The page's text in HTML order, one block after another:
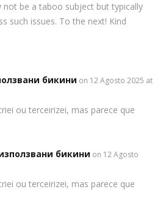
not be a taboo subject but typically
such issues. To the next! Kind
бикини on 12 Agosto 2025 at
ou terceirizei, mas parece que
бикини on 12 Agosto
ou terceirizei, mas parece que